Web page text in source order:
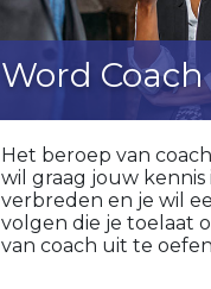
Word Coach
Het beroep van
wil graag jouw
verbreden en je wil
volgen die je toelaat
van coach uit te